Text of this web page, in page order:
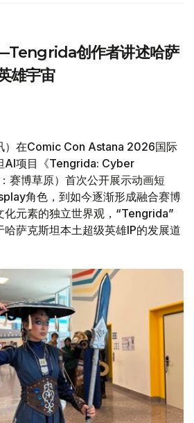
创作者讲述哈萨
雄宇宙
）在Comic Con Astana 2026国际
AI项目《Tengrida: Cyber
赛博草原）首次公开展示动画短
角色，到如今逐渐形成融合赛博
化元素的独立世界观，“Tengrida”
萨克斯坦本土超级英雄IP的发展道